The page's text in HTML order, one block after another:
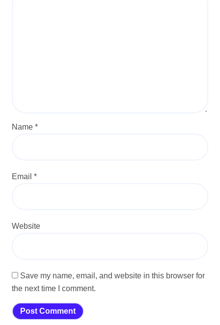
Name *
Email *
Website
Save my name, email, and website in this browser for
the next time I comment.